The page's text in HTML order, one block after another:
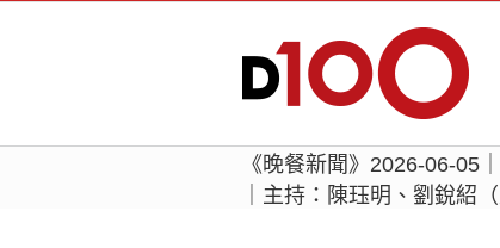
《晚餐新聞》2026-06-05
｜主持：陳珏明、劉銳紹（